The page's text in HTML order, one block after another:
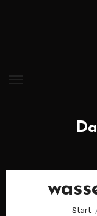
Start